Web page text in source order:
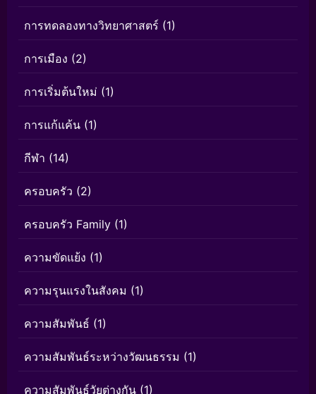
การทดลองทางวิทยาศาสตร์ (1)
การเมือง (2)
การเริ่มต้นใหม่ (1)
การแก้แค้น (1)
กีฬา (14)
ครอบครัว (2)
ครอบครัว Family (1)
ความขัดแย้ง (1)
ความรุนแรงในสังคม (1)
ความสัมพันธ์ (1)
ความสัมพันธ์ระหว่างวัฒนธรรม (1)
ความสัมพันธ์วัยต่างกัน (1)